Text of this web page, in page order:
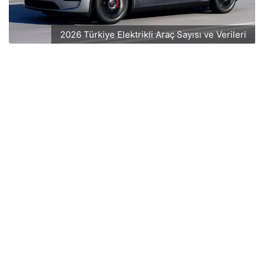
2026 Türkiye Elektrikli Araç Sayısı ve Verileri